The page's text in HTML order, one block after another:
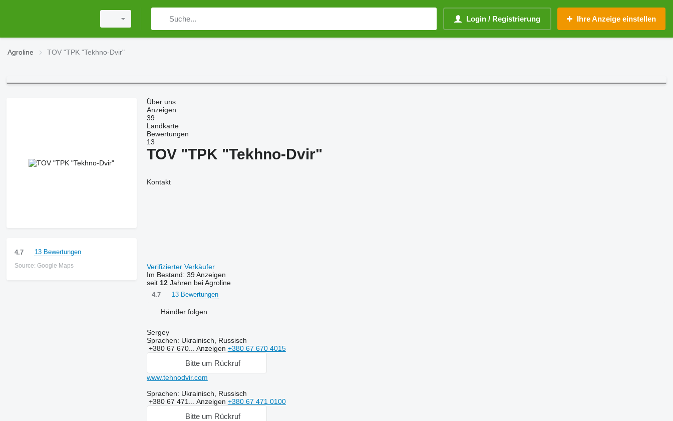
Login / Registrierung Ihre Anzeige einstellen
Agroline TOV "TPK "Tekhno-Dvir"
4.7 13 Bewertungen
Source: Google Maps
Über uns
Anzeigen
39
Landkarte
Bewertungen
13
TOV "TPK "Tekhno-Dvir"
Kontakt
Verifizierter Verkäufer
Im Bestand: 39 Anzeigen
seit 12Jahren bei Agroline
4.7 13 Bewertungen
Händler folgen
Sergey
Sprachen: Ukrainisch, Russisch
+380 67 670... Anzeigen +380 67 670 4015
Bitte um Rückruf
www.tehnodvir.com
Sprachen: Ukrainisch, Russisch
+380 67 471... Anzeigen +380 67 471 0100
Bitte um Rückruf